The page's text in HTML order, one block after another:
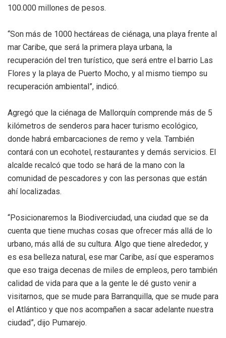
100.000 millones de pesos.
“Son más de 1000 hectáreas de ciénaga, una playa frente al
mar Caribe, que será la primera playa urbana, la
recuperación del tren turístico, que será entre el barrio Las
Flores y la playa de Puerto Mocho, y al mismo tiempo su
recuperación ambiental”, indicó.
Agregó que la ciénaga de Mallorquín comprende más de 5
kilómetros de senderos para hacer turismo ecológico,
donde habrá embarcaciones de remo y vela. También
contará con un ecohotel, restaurantes y demás servicios. El
alcalde recalcó que todo se hará de la mano con la
comunidad de pescadores y con las personas que están
ahí localizadas.
“Posicionaremos la Biodiverciudad, una ciudad que se da
cuenta que tiene muchas cosas que ofrecer más allá de lo
urbano, más allá de su cultura. Algo que tiene alrededor, y
es esa belleza natural, ese mar Caribe, así que esperamos
que eso traiga decenas de miles de empleos, pero también
calidad de vida para que a la gente le dé gusto venir a
visitarnos, que se mude para Barranquilla, que se mude para
el Atlántico y que nos acompañen a sacar adelante nuestra
ciudad”, dijo Pumarejo.